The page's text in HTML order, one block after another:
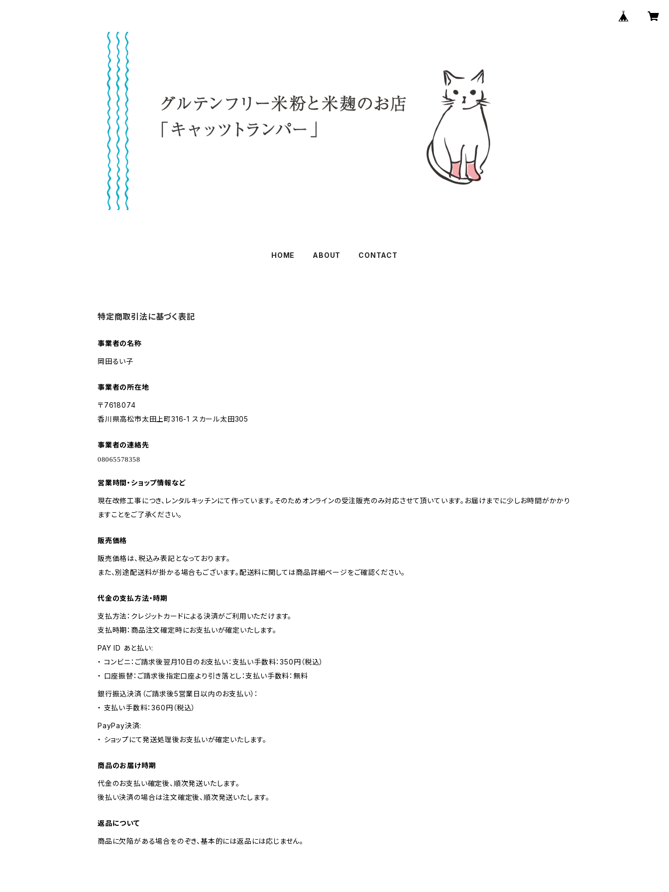
HOME ABOUT CONTACT
特定商取引法に基づく表記
事業者の名称
岡田るい子
事業者の所在地
〒7618074
香川県高松市太田上町316-1 スカール太田305
事業者の連絡先
営業時間・ショップ情報など
現在改修工事につき、レンタルキッチンにて作っています。そのためオンラインの受注販売のみ対応させて頂いています。お届けまでに少しお時間がかかり
ますことをご了承ください。
販売価格
販売価格は、税込み表記となっております。
また、別途配送料が掛かる場合もございます。配送料に関しては商品詳細ページをご確認ください。
代金の支払方法・時期
支払方法：クレジットカードによる決済がご利用いただけます。
支払時期：商品注文確定時にお支払いが確定いたします。
PAY ID あと払い:
・ コンビニ：ご請求後翌月10日のお支払い：支払い手数料：350円（税込）
・ 口座振替：ご請求後指定口座より引き落とし：支払い手数料：無料
銀行振込決済（ご請求後5営業日以内のお支払い）：
・ 支払い手数料：360円（税込）
PayPay決済:
・ ショップにて発送処理後お支払いが確定いたします。
商品のお届け時期
代金のお支払い確定後、順次発送いたします。
後払い決済の場合は注文確定後、順次発送いたします。
返品について
商品に欠陥がある場合をのぞき、基本的には返品には応じません。